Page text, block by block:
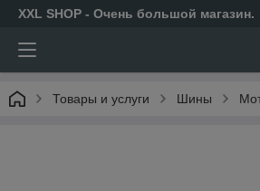
XXL SHOP - Очень большой магазин.
Товары и услуги Шины